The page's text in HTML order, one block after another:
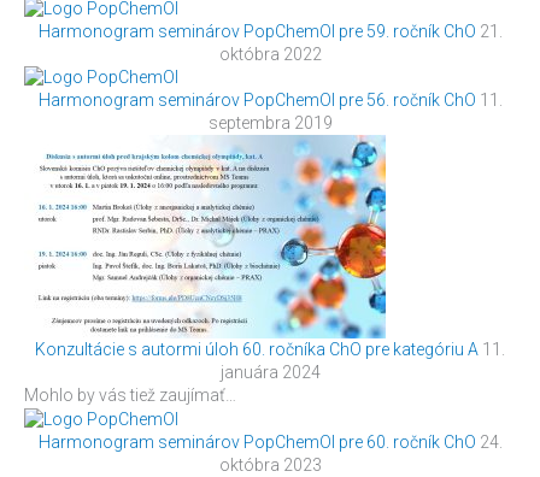
Harmonogram seminárov PopChemOl pre 59. ročník ChO 21.
októbra 2022
Harmonogram seminárov PopChemOl pre 56. ročník ChO 11.
septembra 2019
Konzultácie s autormi úloh 60. ročníka ChO pre kategóriu A 11.
januára 2024
Mohlo by vás tiež zaujímať…
Harmonogram seminárov PopChemOl pre 60. ročník ChO 24.
októbra 2023